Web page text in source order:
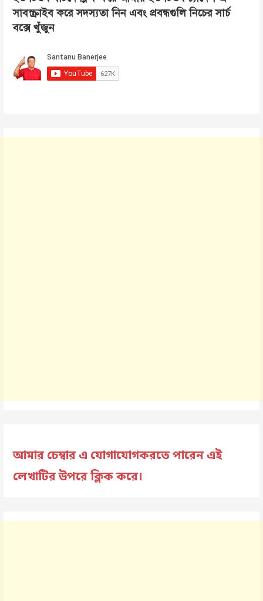
সাবস্ক্রাইব করে সদস্যতা নিন এবং প্রবন্ধগুলি নিচের সার্চ
বক্সে খুঁজুন
আমার চেম্বার এ যোগাযোগকরতে পারেন এই
লেখাটির উপরে ক্লিক করে।